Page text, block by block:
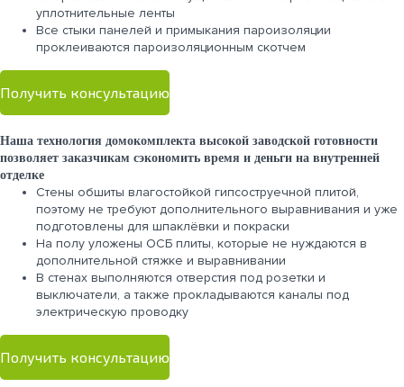
уплотнительные ленты
Все стыки панелей и примыкания пароизоляции
проклеиваются пароизоляционным скотчем
Получить консультацию
Наша технология домокомплекта высокой заводской готовности
позволяет заказчикам сэкономить время и деньги на внутренней
отделке
Стены обшиты влагостойкой гипсоструечной плитой,
поэтому не требуют дополнительного выравнивания и уже
подготовлены для шпаклёвки и покраски
На полу уложены ОСБ плиты, которые не нуждаются в
дополнительной стяжке и выравнивании
В стенах выполняются отверстия под розетки и
выключатели, а также прокладываются каналы под
электрическую проводку
Получить консультацию